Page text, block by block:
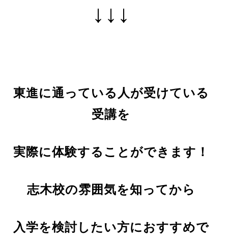
↓↓↓
東進に通っている人が受けている
受講を
実際に体験することができます！
志木校の雰囲気を知ってから
入学を検討したい方におすすめで